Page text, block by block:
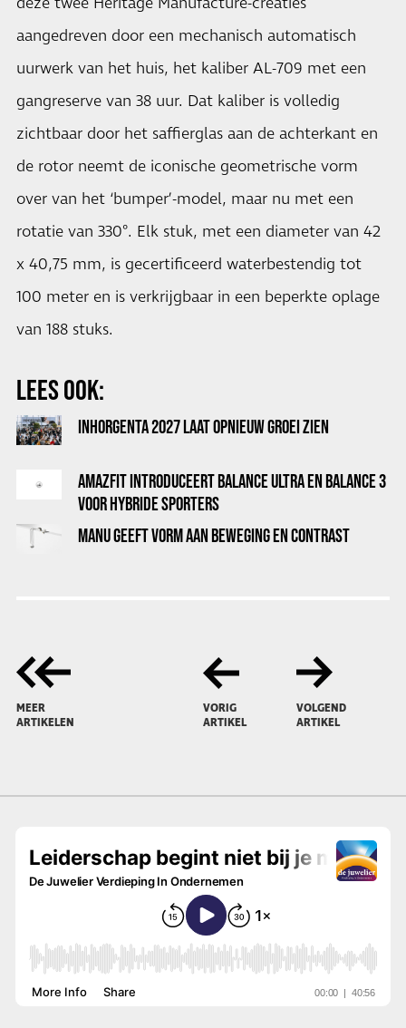
aangedreven door een mechanisch automatisch
uurwerk van het huis, het kaliber AL-709 met een
gangreserve van 38 uur. Dat kaliber is volledig
zichtbaar door het saffierglas aan de achterkant en
de rotor neemt de iconische geometrische vorm
over van het ‘bumper’-model, maar nu met een
rotatie van 330°. Elk stuk, met een diameter van 42
x 40,75 mm, is gecertificeerd waterbestendig tot
100 meter en is verkrijgbaar in een beperkte oplage
van 188 stuks.
LEES OOK:
INHORGENTA 2027 LAAT OPNIEUW GROEI ZIEN
AMAZFIT INTRODUCEERT BALANCE ULTRA EN BALANCE 3
VOOR HYBRIDE SPORTERS
MANU GEEFT VORM AAN BEWEGING EN CONTRAST
MEER
ARTIKELEN
VORIG
ARTIKEL
VOLGEND
ARTIKEL